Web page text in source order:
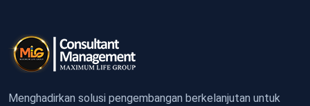
Menghadirkan solusi pengembangan berkelanjutan untuk